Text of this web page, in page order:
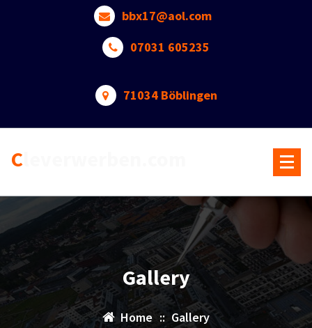
bbx17@aol.com
07031 605235
71034 Böblingen
Gallery
Home :: Gallery